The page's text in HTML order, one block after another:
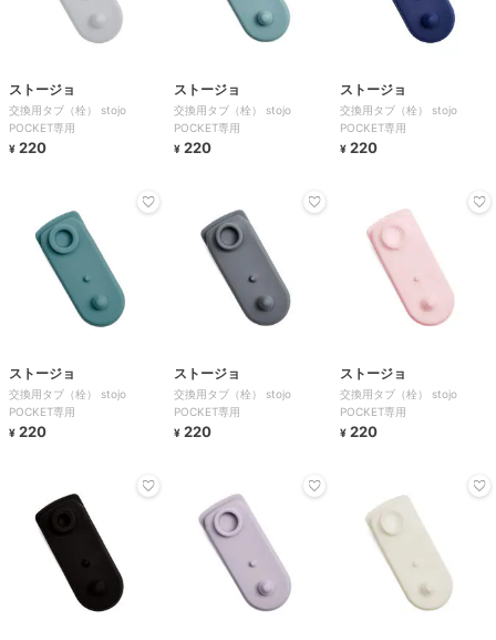
ストージョ
交換用タブ（栓） stojo
POCKET専用
¥ 220
ストージョ
交換用タブ（栓） stojo
POCKET専用
¥ 220
ストージョ
交換用タブ（栓） stojo
POCKET専用
¥ 220
ストージョ
交換用タブ（栓） stojo
POCKET専用
¥ 220
ストージョ
交換用タブ（栓） stojo
POCKET専用
¥ 220
ストージョ
交換用タブ（栓） stojo
POCKET専用
¥ 220